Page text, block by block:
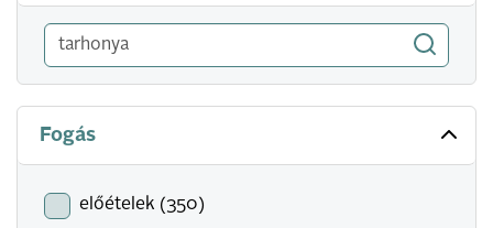
Fogás
előételek (350)